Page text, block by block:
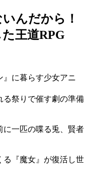
んだから！
王道RPG
』に暮らす少女アニ
る祭りで催す劇の準備
に一匹の喋る兎、賢者
る『魔女』が復活し世